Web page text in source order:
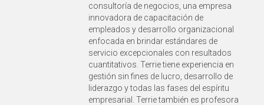
consultoría de negocios, una empresa
innovadora de capacitación de
empleados y desarrollo organizacional
enfocada en brindar estándares de
servicio excepcionales con resultados
cuantitativos. Terrie tiene experiencia en
gestión sin fines de lucro, desarrollo de
liderazgo y todas las fases del espíritu
empresarial. Terrie también es profesora